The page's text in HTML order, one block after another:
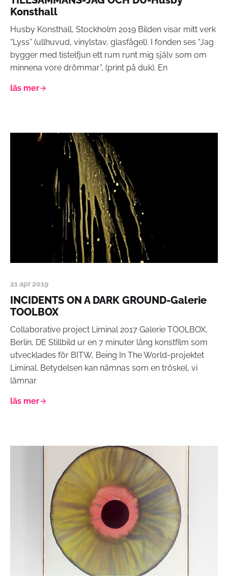
Konsthall
Husby Konsthall, Stockholm 2019 Bilden visar mitt verk
“Lyss” (ullhuvud, vinylstav, glasfågel). I fonden ses “Jag
bygger med tistelfjun ett rum runt mig själv som om
minnena vore drömmar”, (print på duk). En
läs mer
21 apr 2019
INCIDENTS ON A DARK GROUND-Galerie
TOOLBOX
Collaborative project Liminal 2017 Galerie TOOLBOX,
Berlin, DE Stillbild ur en 7 minuter lång konstfilm som
utvecklades för BITW, Being In The World-projektet
Liminal. Betydelsen kan nämnas som en tröskel, vi
lämnar
läs mer